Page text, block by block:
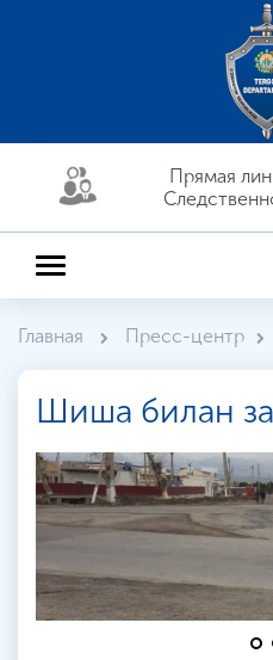
Прямая
Главная Пресс-центр
Шиша билан